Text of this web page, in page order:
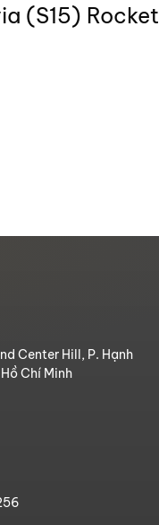
(S15)
Center Hill, P. Hạnh
Chí Minh